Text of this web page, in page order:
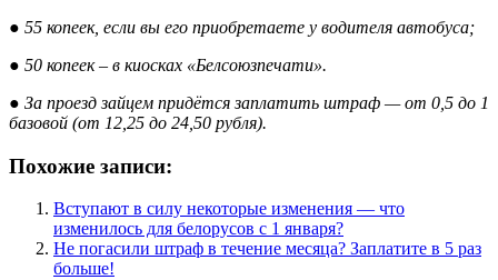
● 55 копеек, если вы его приобретаете у водителя автобуса;
● 50 копеек – в киосках «Белсоюзпечати».
● За проезд зайцем придётся заплатить штраф — от 0,5 до 1
базовой (от 12,25 до 24,50 рубля).
Похожие записи:
Вступают в силу некоторые изменения — что
изменилось для белорусов с 1 января?
Не погасили штраф в течение месяца? Заплатите в 5 раз
больше!